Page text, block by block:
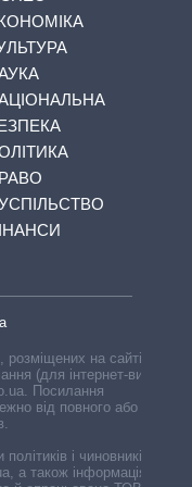
розміщених на сайті,
(для інтернет-видань
Посилання
від повного або
і чиновників,
а також інформація про